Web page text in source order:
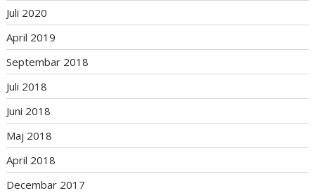
Juli 2020
April 2019
Septembar 2018
Juli 2018
Juni 2018
Maj 2018
April 2018
Decembar 2017